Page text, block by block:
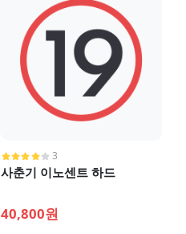
3
사춘기 이노센트 하드
40,800원